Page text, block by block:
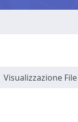
Visualizzazione File